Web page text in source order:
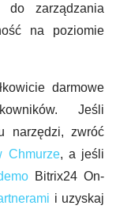
do zarządzania
na poziomie
darmowe
Jeśli
narzędzi, zwróć
Chmurze, a jeśli
Bitrix24 On-
i uzyskaj